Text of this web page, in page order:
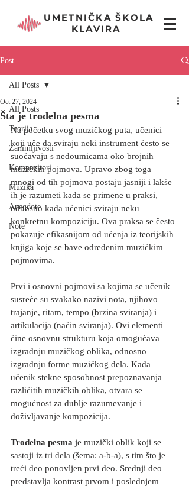
UMETNIČKA ŠKOLA
KLAVIRA
Post
All Posts
Teorija
Zanimljivosti
Kompozitori
Muzika
Anegdote
Note
All Posts
Šta je trodelna pesma
Oct 27, 2024
Na početku svog muzičkog puta, učenici
koji uče da sviraju neki instrument često se
suočavaju s nedoumicama oko brojnih
muzičkih pojmova. Upravo zbog toga
mnogi od tih pojmova postaju jasniji i lakše
ih je razumeti kada se primene u praksi,
odnosno kada učenici sviraju neku
konkretnu kompoziciju. Ova praksa se često
pokazuje efikasnijom od učenja iz teorijskih
knjiga koje se bave određenim muzičkim
pojmovima.
Prvi i osnovni pojmovi sa kojima se učenik
susreće su svakako nazivi nota, njihovo
trajanje, ritam, tempo (brzina sviranja) i
artikulacija (način sviranja). Ovi elementi
čine osnovnu strukturu koja omogućava
izgradnju muzičkog oblika, odnosno
izgradnju forme muzičkog dela. Kada
učenik stekne sposobnost prepoznavanja
različitih muzičkih oblika, otvara se
mogućnost za dublje razumevanje i
doživljavanje kompozicija.
Trodelna pesma je muzički oblik koji se
sastoji iz tri dela (šema: a-b-a), s tim što je
treći deo ponovljen prvi deo. Srednji deo
predstavlja kontrast prvom i poslednjem